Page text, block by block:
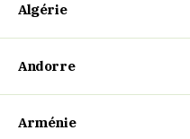
Algérie
Andorre
Arménie